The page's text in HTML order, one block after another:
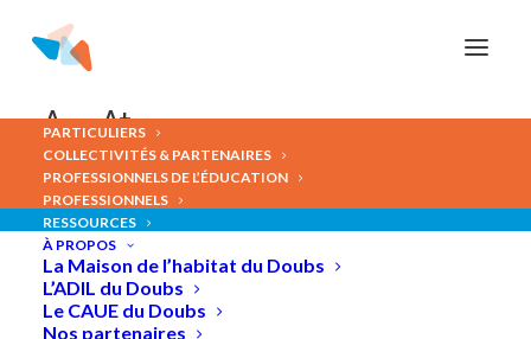
PARTICULIERS
COLLECTIVITÉS & PARTENAIRES
PROFESSIONNELS DE L’ÉDUCATION
PROFESSIONNELS
RESSOURCES
À PROPOS
La Maison de l’habitat du Doubs
L’ADIL du Doubs
Le CAUE du Doubs
Nos partenaires
A- A+
Unjardinpourquoi